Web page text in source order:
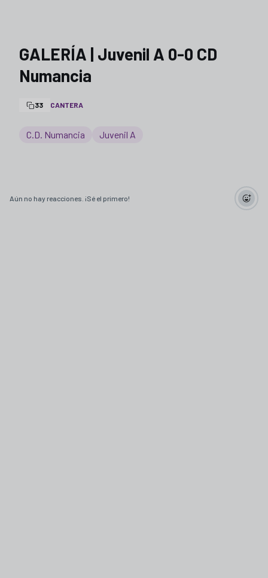
GALERÍA | Juvenil A 0-0 CD
Numancia
33 CANTERA
C.D. Numancia Juvenil A
Aún no hay reacciones. ¡Sé el primero!